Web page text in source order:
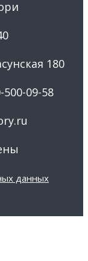
180
09-58
данных